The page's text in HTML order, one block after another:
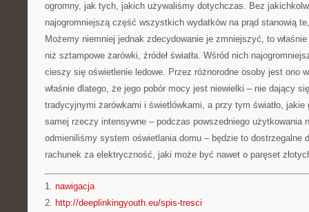
ogromny, jak tych, jakich używaliśmy dotychczas. Bez
najogromniejszą część wszystkich wydatków na prąd stanowią
Możemy niemniej jednak zdecydowanie je zmniejszyć, to
niż sztampowe żarówki, źródeł światła. Wśród nich
cieszy się oświetlenie ledowe. Przez różnorodne osoby jest ono
właśnie dlatego, że jego pobór mocy jest niewielki – nie dający
tradycyjnymi żarówkami i świetlówkami, a przy tym światło, jakie
samej rzeczy intensywne – podczas powszedniego użytkowania
odmieniliśmy system oświetlania domu – będzie to dostrzegalne
rachunek za elektryczność, jaki może być nawet o paręset
1. nawigacja
2. http://deeplinkingyouth.eu/spis-tresci